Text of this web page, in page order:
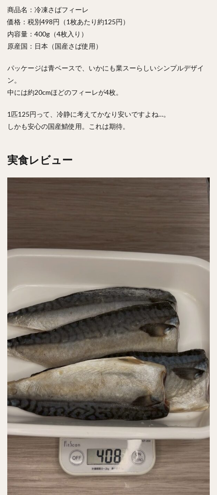
商品名：冷凍さばフィーレ
価格：税別498円（1枚あたり約125円）
内容量：400g（4枚入り）
原産国：日本（国産さば使用）
パッケージは青ベースで、いかにも業スーらしいシンプルデザイ
ン。
中には約20cmほどのフィーレが4枚。
1匹125円って、冷静に考えてかなり安いですよね…。
しかも安心の国産鯖使用。これは期待。
実食レビュー